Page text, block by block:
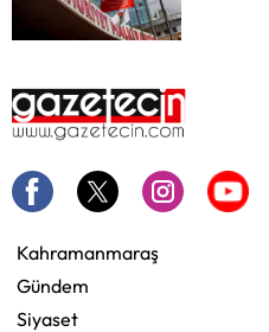
Kahramanmaraş
Gündem
Siyaset